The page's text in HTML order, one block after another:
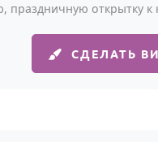
праздничную открытку
СДЕЛАТЬ